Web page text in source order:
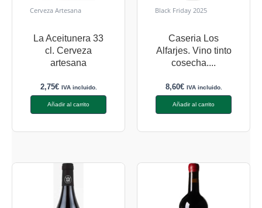
Cerveza Artesana
La Aceitunera 33
cl. Cerveza
artesana
2,75€ IVA incluido.
Añadir al carrito
Black Friday 2025
Caseria Los
Alfarjes. Vino tinto
cosecha....
8,60€ IVA incluido.
Añadir al carrito